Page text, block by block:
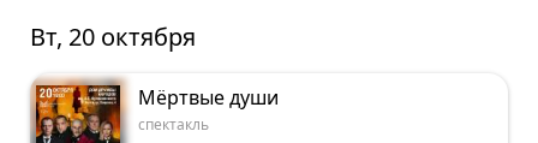
Вт, 20 октября
Мёртвые души
спектакль